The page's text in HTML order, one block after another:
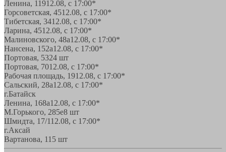
Ленина, 11912.08, с 17:00*
Горсоветская, 4512.08, с 17:00*
Тибетская, 3412.08, с 17:00*
Ларина, 4512.08, с 17:00*
Малиновского, 48а12.08, с 17:00*
Нансена, 152а12.08, с 17:00*
Портовая, 5324 шт
Портовая, 7012.08, с 17:00*
Рабочая площадь, 1912.08, с 17:00*
Сальский, 28a12.08, с 17:00*
г.Батайск
Ленина, 168а12.08, с 17:00*
М.Горького, 285е8 шт
Шмидта, 17/112.08, с 17:00*
г.Аксай
Вартанова, 11 5 шт